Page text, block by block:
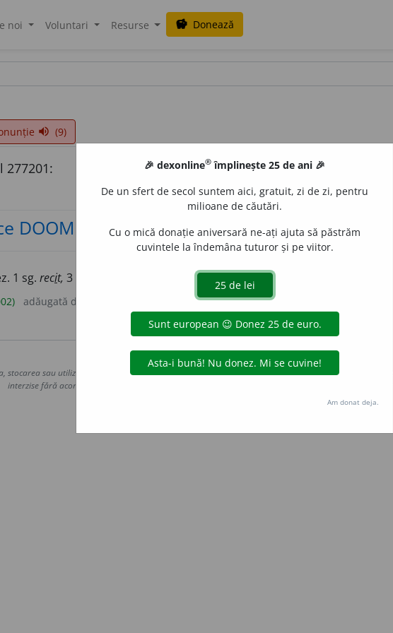
noi Voluntari Resurse savings Donează
volume_up (9)
277201:
DOOM
1 sg. recit, 3 sg. și pl. conj. prez. 3 sg. și pl.rec
adăugată de
Copyright © 2004-2026 dexonline (https://dexonline.ro)
stocarea sau utilizarea datelor de pe acest site, inclusiv prin orice metode de extragere automată
interzise fără acordul nostru prealabil scris, cu excepția seturilor de date oferite oficial spre utilizare
Hosterion
🎉 dexonline® împlinește 25 de ani 🎉
De un sfert de secol suntem aici, gratuit, zi de zi, pentru
milioane de căutări.
Cu o mică donație aniversară ne-ați ajuta să păstrăm
cuvintele la îndemâna tuturor și pe viitor.
Am donat deja.